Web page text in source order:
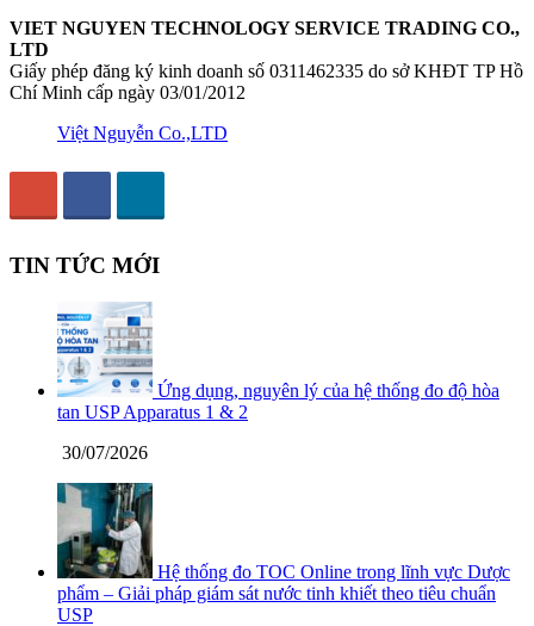
VIET NGUYEN TECHNOLOGY SERVICE TRADING CO.,
LTD
Giấy phép đăng ký kinh doanh số 0311462335 do sở KHĐT TP Hồ
Chí Minh cấp ngày 03/01/2012
Việt Nguyễn Co.,LTD
TIN TỨC MỚI
Ứng dụng, nguyên lý của hệ thống đo độ hòa
tan USP Apparatus 1 & 2
30/07/2026
Hệ thống đo TOC Online trong lĩnh vực Dược
phẩm – Giải pháp giám sát nước tinh khiết theo tiêu chuẩn
USP